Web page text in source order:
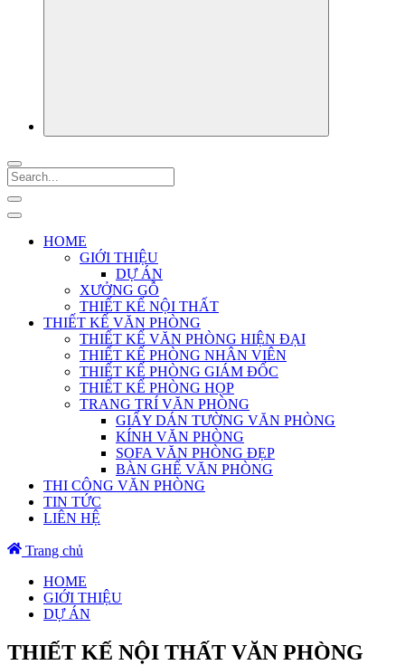
HOME
GIỚI THIỆU
DỰ ÁN
XƯỞNG GỖ
THIẾT KẾ NỘI THẤT
THIẾT KẾ VĂN PHÒNG
THIẾT KẾ VĂN PHÒNG HIỆN ĐẠI
THIẾT KẾ PHÒNG NHÂN VIÊN
THIẾT KẾ PHÒNG GIÁM ĐỐC
THIẾT KẾ PHÒNG HỌP
TRANG TRÍ VĂN PHÒNG
GIẤY DÁN TƯỜNG VĂN PHÒNG
KÍNH VĂN PHÒNG
SOFA VĂN PHÒNG ĐẸP
BÀN GHẾ VĂN PHÒNG
THI CÔNG VĂN PHÒNG
TIN TỨC
LIÊN HỆ
Trang chủ
HOME
GIỚI THIỆU
DỰ ÁN
THIẾT KẾ NỘI THẤT VĂN PHÒNG